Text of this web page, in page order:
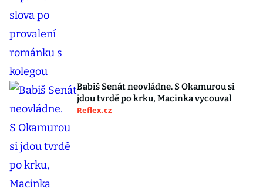
Babiš Senát neovládne. S Okamurou si
jdou tvrdě po krku, Macinka vycouval
Reflex.cz